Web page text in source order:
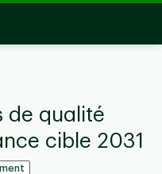
de qualité
cible 2031